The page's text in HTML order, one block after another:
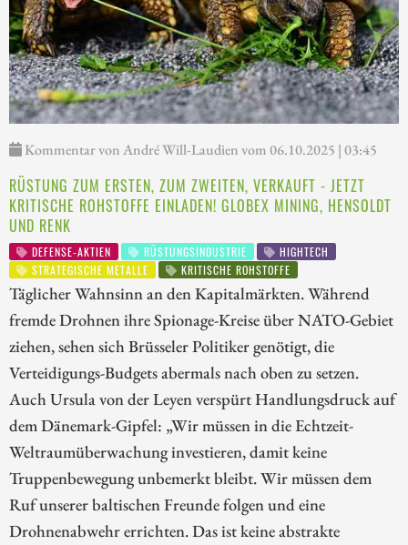
Kommentar von André Will-Laudien vom 06.10.2025 | 03:45
RÜSTUNG ZUM ERSTEN, ZUM ZWEITEN, VERKAUFT - JETZT
KRITISCHE ROHSTOFFE EINLADEN! GLOBEX MINING, HENSOLDT
UND RENK
DEFENSE-AKTIEN RÜSTUNGSINDUSTRIE
HIGHTECH
STRATEGISCHE METALLE
KRITISCHE ROHSTOFFE
Täglicher Wahnsinn an den Kapitalmärkten. Während
fremde Drohnen ihre Spionage-Kreise über NATO-Gebiet
ziehen, sehen sich Brüsseler Politiker genötigt, die
Verteidigungs-Budgets abermals nach oben zu setzen.
Auch Ursula von der Leyen verspürt Handlungsdruck auf
dem Dänemark-Gipfel: „Wir müssen in die Echtzeit-
Weltraumüberwachung investieren, damit keine
Truppenbewegung unbemerkt bleibt. Wir müssen dem
Ruf unserer baltischen Freunde folgen und eine
Drohnenabwehr errichten. Das ist keine abstrakte